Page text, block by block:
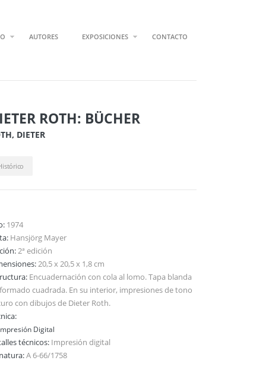
AUTORES EXPOSICIONES CONTACTO
ROTH: BÜCHER
DIETER
1974
Hansjörg Mayer
2ª edición
20,5 x 20,5 x 1,8 cm
Encuadernación con cola al lomo. Tapa blanda
cuadrada. En su interior, impresiones de tono
con dibujos de Dieter Roth.
Digital
técnicos: Impresión digital
A 6-66/1758